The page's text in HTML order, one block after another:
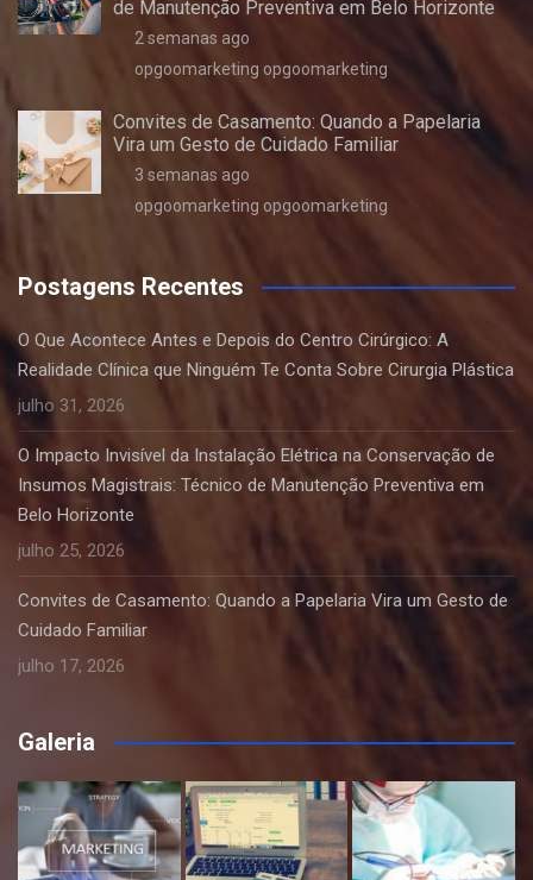
de Manutenção Preventiva em Belo Horizonte
2 semanas ago
opgoomarketing opgoomarketing
Convites de Casamento: Quando a Papelaria
Vira um Gesto de Cuidado Familiar
3 semanas ago
opgoomarketing opgoomarketing
Postagens Recentes
O Que Acontece Antes e Depois do Centro Cirúrgico: A
Realidade Clínica que Ninguém Te Conta Sobre Cirurgia Plástica
julho 31, 2026
O Impacto Invisível da Instalação Elétrica na Conservação de
Insumos Magistrais: Técnico de Manutenção Preventiva em
Belo Horizonte
julho 25, 2026
Convites de Casamento: Quando a Papelaria Vira um Gesto de
Cuidado Familiar
julho 17, 2026
Galeria